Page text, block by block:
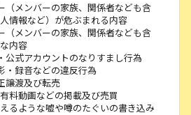
（メンバーの家族、関係者なども含
情報など）が危ぶまれる内容
（メンバーの家族、関係者なども含
内容
公式アカウントのなりすまし行為
・録音などの違反行為
譲渡及び転売
料動画などの掲載及び売買
るような嘘や噂のたぐいの書き込み